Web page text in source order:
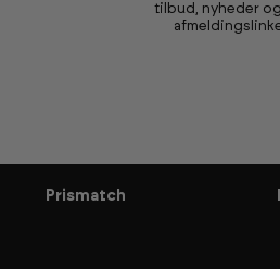
tilbud, nyheder
Prismatch